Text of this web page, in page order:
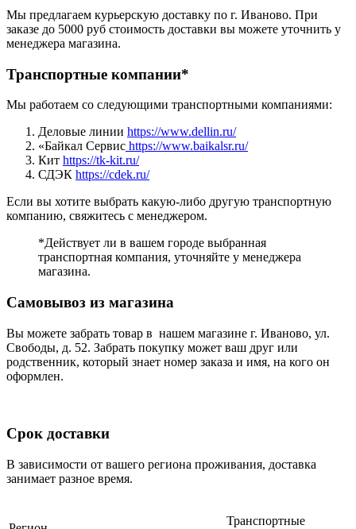
Мы предлагаем курьерскую доставку по г. Иваново. При
заказе до 5000 руб стоимость доставки вы можете уточнить у
менеджера магазина.
Транспортные компании*
Мы работаем со следующими транспортными компаниями:
Деловые линии https://www.dellin.ru/
«Байкал Сервис https://www.baikalsr.ru/
Кит https://tk-kit.ru/
СДЭК https://cdek.ru/
Если вы хотите выбрать какую-либо другую транспортную
компанию, свяжитесь с менеджером.
*Действует ли в вашем городе выбранная
транспортная компания, уточняйте у менеджера
магазина.
Самовывоз из магазина
Вы можете забрать товар в нашем магазине г. Иваново, ул.
Свободы, д. 52. Забрать покупку может ваш друг или
родственник, который знает номер заказа и имя, на кого он
оформлен.
Срок доставки
В зависимости от вашего региона проживания, доставка
занимает разное время.
Транспортные